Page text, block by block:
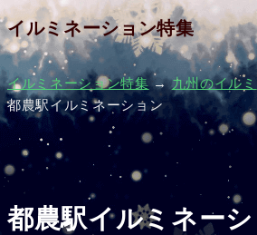
イルミネーション特集
イルミネーション特集→九州のイルミ
都農駅イルミネーション
都農駅イルミネー